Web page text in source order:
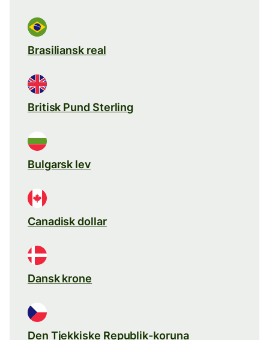
Brasiliansk real
Britisk Pund Sterling
Bulgarsk lev
Canadisk dollar
Dansk krone
Den Tjekkiske Republik-koruna